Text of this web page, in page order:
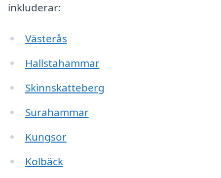
inkluderar:
Västerås
Hallstahammar
Skinnskatteberg
Surahammar
Kungsör
Kolbäck